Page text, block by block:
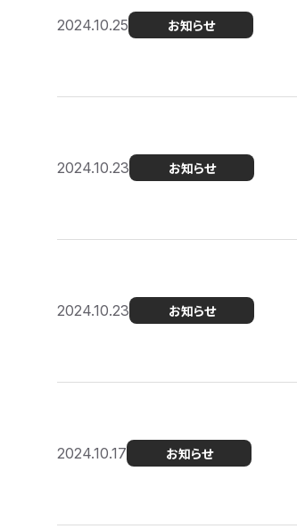
2024.10.25 お知らせ
2024.10.23 お知らせ
2024.10.23 お知らせ
2024.10.17 お知らせ